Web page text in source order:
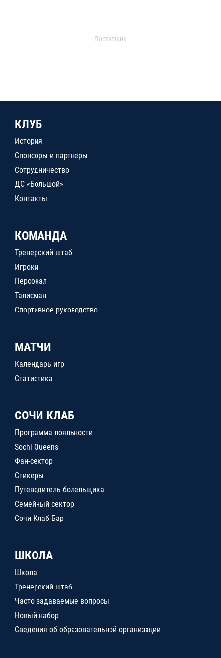
Поставщик
КЛУБ
История
Спонсоры и партнеры
Сотрудничество
ДС «Большой»
Контакты
КОМАНДА
Тренерский штаб
Игроки
Персонал
Талисман
Спортивное руководство
МАТЧИ
Календарь игр
Статистика
СОЧИ КЛАБ
Программа лояльности
Sochi Queens
Фан-сектор
Стикеры
Путеводитель болельщика
Семейный сектор
Сочи Клаб Бар
ШКОЛА
Школа
Тренерский штаб
Часто задаваемые вопросы
Новый набор
Сведения об образовательной организации